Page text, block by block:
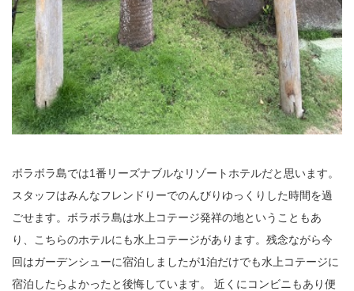
ボラボラ島では1番リーズナブルなリゾートホテルだと思います。
スタッフはみんなフレンドりーでのんびりゆっくりした時間を過
ごせます。ボラボラ島は水上コテージ発祥の地ということもあ
り、こちらのホテルにも水上コテージがあります。残念ながら今
回はガーデンシューに宿泊しましたが1泊だけでも水上コテージに
宿泊したらよかったと後悔しています。 近くにコンビニもあり便